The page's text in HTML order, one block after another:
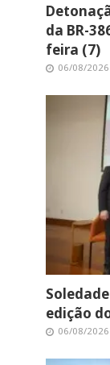
da BR-
feira (7)
06/08/2026
edição
06/08/2026